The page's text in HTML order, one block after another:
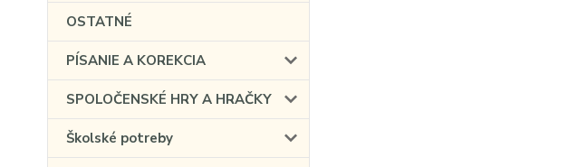
OSTATNÉ
PÍSANIE A KOREKCIA
SPOLOČENSKÉ HRY A HRAČKY
Školské potreby